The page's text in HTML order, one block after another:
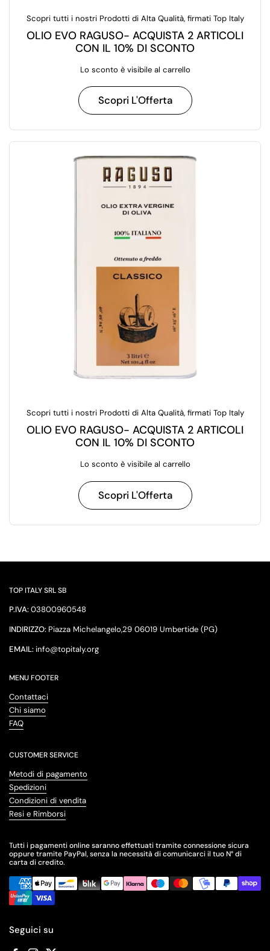
Scopri tutti i nostri Prodotti di Alta Qualità, firmati Top Italy
OLIO EVO RAGUSO- ACQUISTA 2 ARTICOLI
CON IL 10% DI SCONTO
Lo sconto è visibile al carrello
Scopri L'Offerta
Scopri tutti i nostri Prodotti di Alta Qualità, firmati Top Italy
OLIO EVO RAGUSO- ACQUISTA 2 ARTICOLI
CON IL 10% DI SCONTO
Lo sconto è visibile al carrello
Scopri L'Offerta
TOP ITALY SRL SB
P.IVA:03800960548
INDIRIZZO: Piazza Michelangelo,29 06019 Umbertide (PG)
EMAIL: info@topitaly.org
MENU FOOTER
Contattaci
Chi siamo
FAQ
CUSTOMER SERVICE
Metodi di pagamento
Spedizioni
Condizioni di vendita
Resi e Rimborsi
Tutti i pagamenti online saranno effettuati tramite connessione sicura
oppure tramite PayPal, senza la necessità di comunicarci il tuo N° di
carta di credito.
Seguici su